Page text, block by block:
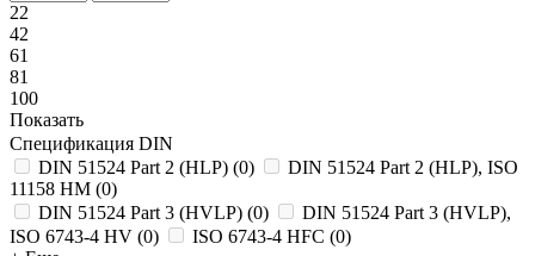
22
42
61
81
100
Показать
Спецификация DIN
DIN 51524 Part 2 (HLP) (0)
DIN 51524 Part 2 (HLP), ISO
11158 HM (0)
DIN 51524 Part 3 (HVLP) (0)
DIN 51524 Part 3 (HVLP),
ISO 6743-4 HV (0) ISO 6743-4 HFC (0)